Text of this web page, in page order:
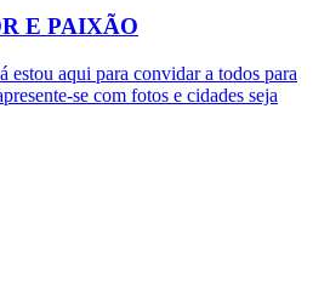
E PAIXÃO
estou aqui para convidar a todos para
se com fotos e cidades seja